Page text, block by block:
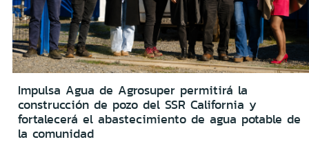
Impulsa Agua de Agrosuper permitirá la
construcción de pozo del SSR California y
fortalecerá el abastecimiento de agua potable de
la comunidad